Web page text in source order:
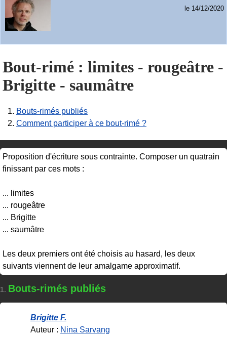
le 14/12/2020
Bout-rimé : limites - rougeâtre -
Brigitte - saumâtre
1. Bouts-rimés publiés
2. Comment participer à ce bout-rimé ?
Proposition d'écriture sous contrainte. Composer un quatrain
finissant par ces mots :
... limites
... rougeâtre
... Brigitte
... saumâtre
Les deux premiers ont été choisis au hasard, les deux
suivants viennent de leur amalgame approximatif.
1. Bouts-rimés publiés
Brigitte F.
Auteur : Nina Sarvang